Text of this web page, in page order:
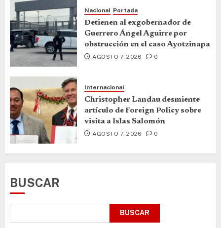
Nacional Portada
Detienen al exgobernador de
Guerrero Ángel Aguirre por
obstrucción en el caso Ayotzinapa
AGOSTO 7, 2026 0
Internacional
Christopher Landau desmiente
artículo de Foreign Policy sobre
visita a Islas Salomón
AGOSTO 7, 2026 0
BUSCAR
BUSCAR